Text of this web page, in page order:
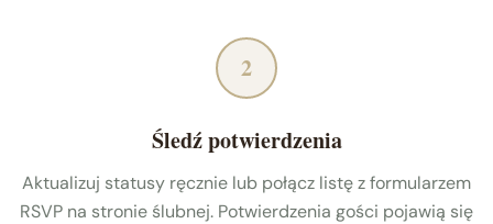
2
Śledź potwierdzenia
Aktualizuj statusy ręcznie lub połącz listę z formularzem
RSVP na stronie ślubnej. Potwierdzenia gości pojawią się